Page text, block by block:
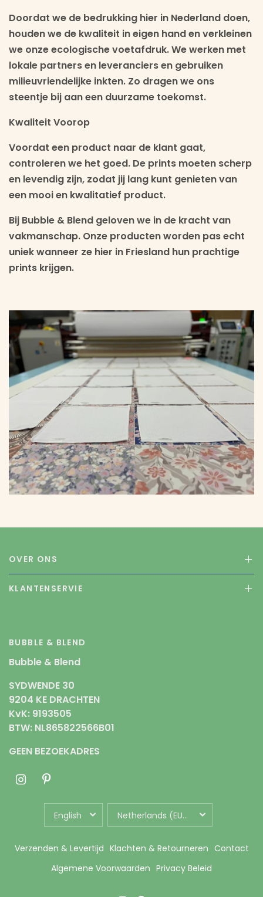
Doordat we de bedrukking hier in Nederland doen,
houden we de kwaliteit in eigen hand en verkleinen
we onze ecologische voetafdruk. We werken met
lokale partners en leveranciers en gebruiken
milieuvriendelijke inkten. Zo dragen we ons
steentje bij aan een duurzame toekomst.
Kwaliteit Voorop
Voordat een product naar de klant gaat,
controleren we het goed. De prints moeten scherp
en levendig zijn, zodat jij lang kunt genieten van
een mooi en kwalitatief product.
Bij Bubble & Blend geloven we in de kracht van
vakmanschap. Onze producten worden pas echt
uniek wanneer ze hier in Friesland hun prachtige
prints krijgen.
OVER ONS
KLANTENSERVIE
BUBBLE & BLEND
Bubble & Blend
SYDWENDE 30
9204 KE DRACHTEN
KvK: 9193505
BTW: NL865822566B01
GEEN BEZOEKADRES
UPDATE
COUNTRY/REGION
UPDATE
COUNTRY/REGION
Verzenden & Levertijd Klachten & Retourneren Contact
Algemene Voorwaarden Privacy Beleid